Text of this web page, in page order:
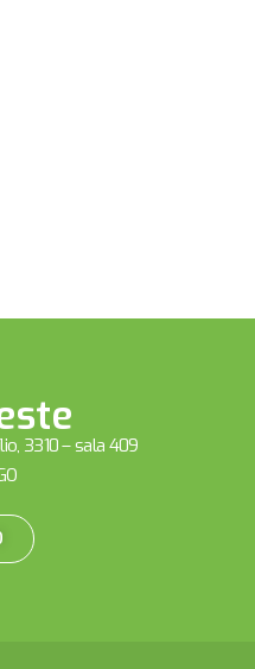
3310 – sala 409